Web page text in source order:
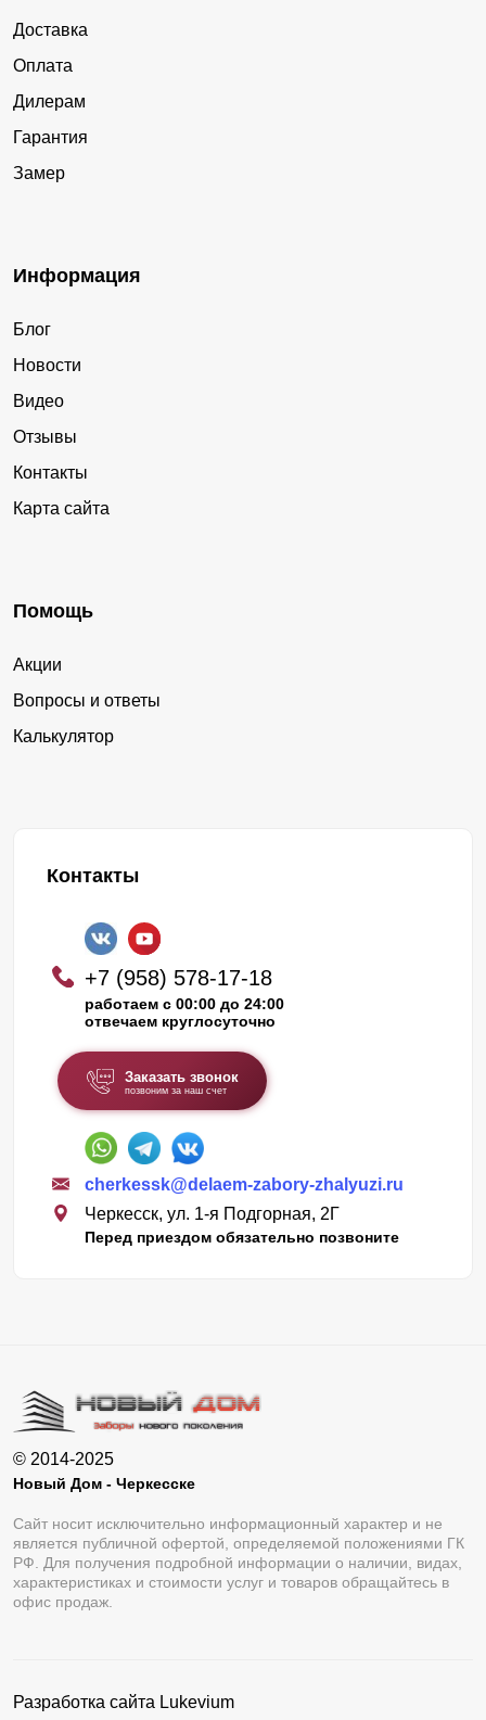
Доставка
Оплата
Дилерам
Гарантия
Замер
Информация
Блог
Новости
Видео
Отзывы
Контакты
Карта сайта
Помощь
Акции
Вопросы и ответы
Калькулятор
Контакты
+7 (958) 578-17-18
работаем с 00:00 до 24:00
отвечаем круглосуточно
Заказать звонок
позвоним за наш счет
cherkessk@delaem-zabory-zhalyuzi.ru
Черкесск, ул. 1-я Подгорная, 2Г
Перед приездом обязательно позвоните
© 2014-2025
Новый Дом - Черкесске
Сайт носит исключительно информационный характер и не
является публичной офертой, определяемой положениями ГК
РФ. Для получения подробной информации о наличии, видах,
характеристиках и стоимости услуг и товаров обращайтесь в
офис продаж.
Разработка сайта Lukevium